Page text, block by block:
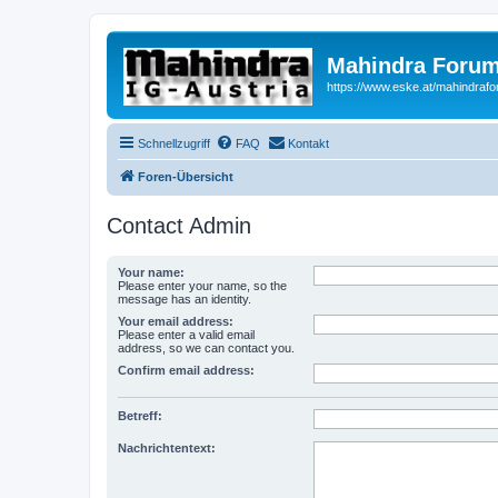
Mahindra
https://www.eske.at/
Schnellzugriff FAQ Kontakt
Foren-Übersicht
Contact Admin
Your name:
Please enter your name, so the
message has an identity.
Your email address:
Please enter a valid email
address, so we can contact you.
Confirm email address:
Betreff:
Nachrichtentext: